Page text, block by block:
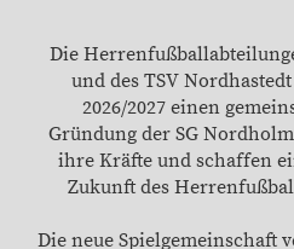
Die
und des TSV
2026/2027 einen
Gründung der SG
ihre Kräfte und schaffen
Zukunft des
Die neue Spielgemeinschaft